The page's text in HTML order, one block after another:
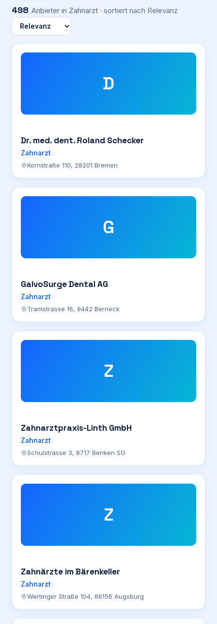
498 Anbieter in Zahnarzt · sortiert nach Relevanz
D
Dr. med. dent. Roland Schecker
Zahnarzt
Kornstraße 110, 28201 Bremen
G
GalvoSurge Dental AG
Zahnarzt
Tramstrasse 16, 9442 Berneck
Z
Zahnarztpraxis-Linth GmbH
Zahnarzt
Schulstrasse 3, 8717 Benken SG
Z
Zahnärzte im Bärenkeller
Zahnarzt
Wertinger Straße 104, 86156 Augsburg